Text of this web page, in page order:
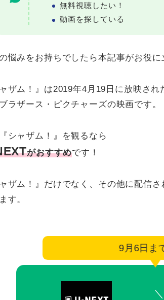
無料視聴したい！
動画を探している
悩みをお持ちでしたら本記事がお役に
ャザム！』は2019年4月19日に放映さ
ラザース・ピクチャーズの映画です。
シャザム！』を観るなら
がおすすめです！
ャザム！』だけでなく、その他に配信
す。
9月6日ま